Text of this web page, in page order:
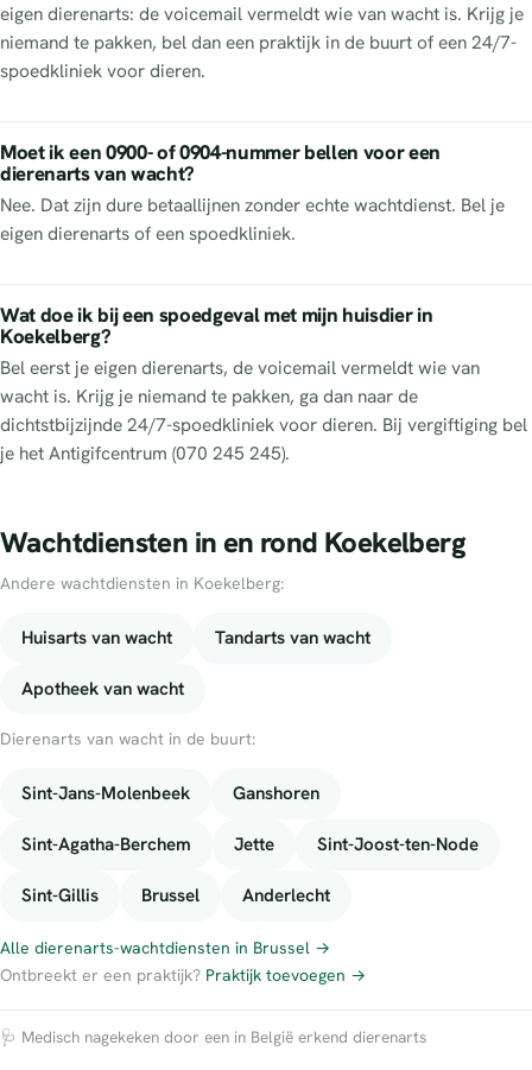
eigen dierenarts: de voicemail vermeldt wie van wacht is. Krijg je
niemand te pakken, bel dan een praktijk in de buurt of een 24/7-
spoedkliniek voor dieren.
Moet ik een 0900- of 0904-nummer bellen voor een
dierenarts van wacht?
Nee. Dat zijn dure betaallijnen zonder echte wachtdienst. Bel je
eigen dierenarts of een spoedkliniek.
Wat doe ik bij een spoedgeval met mijn huisdier in
Koekelberg?
Bel eerst je eigen dierenarts, de voicemail vermeldt wie van
wacht is. Krijg je niemand te pakken, ga dan naar de
dichtstbijzijnde 24/7-spoedkliniek voor dieren. Bij vergiftiging bel
je het Antigifcentrum (070 245 245).
Wachtdiensten in en rond Koekelberg
Andere wachtdiensten in Koekelberg:
Huisarts van wacht Tandarts van wacht
Apotheek van wacht
Dierenarts van wacht in de buurt:
Sint-Jans-Molenbeek Ganshoren
Sint-Agatha-Berchem Jette Sint-Joost-ten-Node
Sint-Gillis Brussel Anderlecht
Alle dierenarts-wachtdiensten in Brussel →
Ontbreekt er een praktijk? Praktijk toevoegen →
🩺 Medisch nagekeken door een in België erkend dierenarts